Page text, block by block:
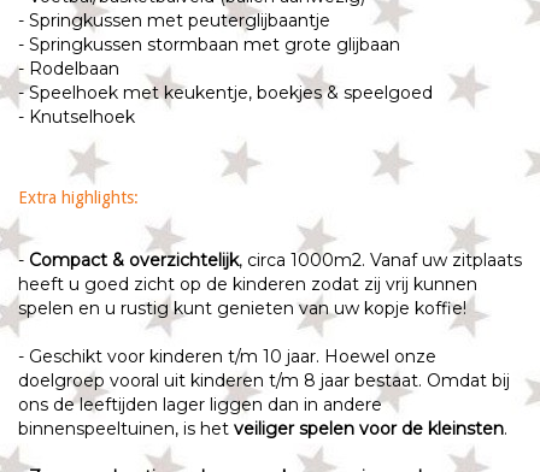
- Springkussen met peuterglijbaantje
- Springkussen stormbaan met grote glijbaan
- Rodelbaan
- Speelhoek met keukentje, boekjes & speelgoed
- Knutselhoek
Extra highlights:
- Compact & overzichtelijk, circa 1000m2. Vanaf uw zitplaats
heeft u goed zicht op de kinderen zodat zij vrij kunnen
spelen en u rustig kunt genieten van uw kopje koffie!
- Geschikt voor kinderen t/m 10 jaar. Hoewel onze
doelgroep vooral uit kinderen t/m 8 jaar bestaat. Omdat bij
ons de leeftijden lager liggen dan in andere
binnenspeeltuinen, is het veiliger spelen voor de kleinsten.